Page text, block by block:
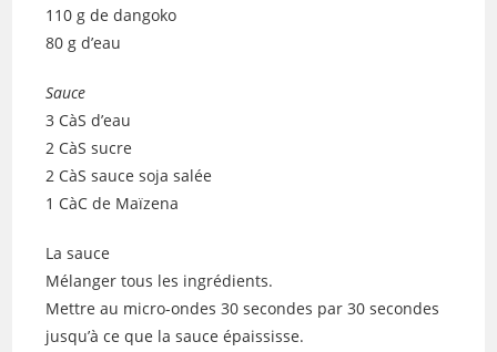
110 g de dangoko
80 g d’eau
Sauce
3 CàS d’eau
2 CàS sucre
2 CàS sauce soja salée
1 CàC de Maïzena
La sauce
Mélanger tous les ingrédients.
Mettre au micro-ondes 30 secondes par 30 secondes
jusqu’à ce que la sauce épaississe.